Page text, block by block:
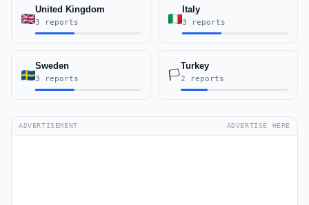
United Kingdom
3 reports
Italy
3 reports
Sweden
3 reports 🏳️
Turkey
2 reports
ADVERTISEMENT ADVERTISE HERE